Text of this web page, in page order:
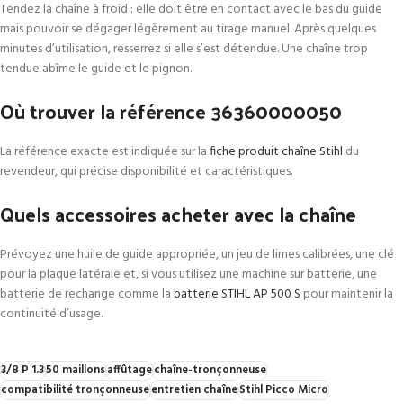
Tendez la chaîne à froid : elle doit être en contact avec le bas du guide
mais pouvoir se dégager légèrement au tirage manuel. Après quelques
minutes d’utilisation, resserrez si elle s’est détendue. Une chaîne trop
tendue abîme le guide et le pignon.
Où trouver la référence 36360000050
La référence exacte est indiquée sur lafiche produit chaîne Stihl du
revendeur, qui précise disponibilité et caractéristiques.
Quels accessoires acheter avec la chaîne
Prévoyez une huile de guide appropriée, un jeu de limes calibrées, une clé
pour la plaque latérale et, si vous utilisez une machine sur batterie, une
batterie de rechange comme labatterie STIHL AP 500 S pour maintenir la
continuité d’usage.
3/8 P 1.350 maillonsaffûtagechaîne-tronçonneuse
compatibilité tronçonneuseentretien chaîneStihl Picco Micro